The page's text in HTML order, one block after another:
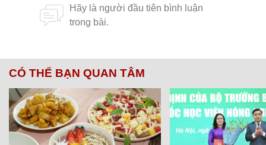
CÓ THỂ BẠN QUAN TÂM